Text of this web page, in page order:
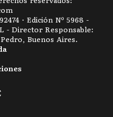
· Edición Nº 5968 -
- Director Responsable:
Buenos Aires.